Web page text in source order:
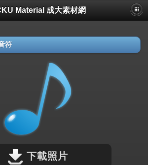
Material 成大素材網
符
下載照片